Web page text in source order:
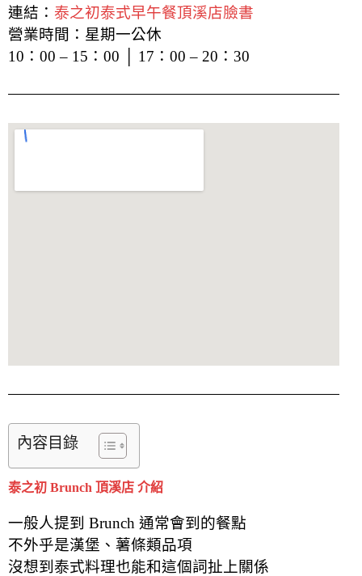
連結： 泰之初泰式早午餐頂溪店臉書
營業時間：星期一公休
10：00 – 15：00 │ 17：00 – 20：30
內容目錄
泰之初 Brunch 頂溪店 介紹
一般人提到 Brunch 通常會到的餐點
不外乎是漢堡、薯條類品項
沒想到泰式料理也能和這個詞扯上關係